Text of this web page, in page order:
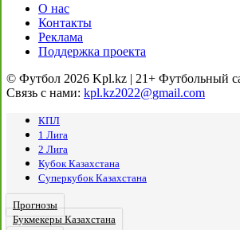
О нас
Контакты
Реклама
Поддержка проекта
© Футбол 2026 Kpl.kz | 21+ Футбольный
Связь с нами: kpl.kz2022@gmail.com
КПЛ
1 Лига
2 Лига
Кубок Казахстана
Суперкубок Казахстана
Прогнозы
Букмекеры Казахстана